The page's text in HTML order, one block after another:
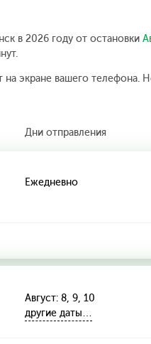
в 2026 году от остановки
экране вашего телефона.
Дни отправления
Ежедневно
Август: 8, 9, 10
другие даты…